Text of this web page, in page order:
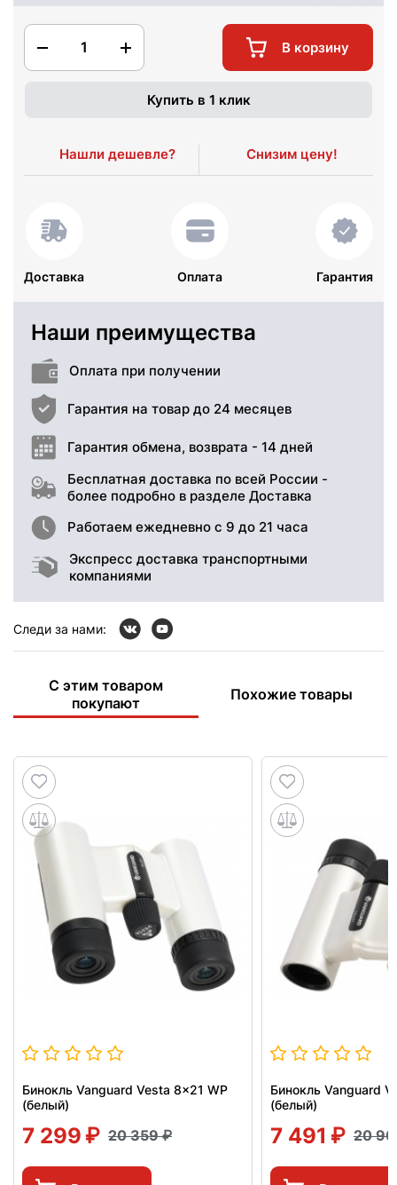
1 В корзину
Купить в 1 клик
Нашли дешевле? Снизим цену!
Доставка Оплата Гарантия
Наши преимущества
Оплата при получении
Гарантия на товар до 24 месяцев
Гарантия обмена, возврата - 14 дней
Бесплатная доставка по всей России -
более подробно в разделе Доставка
Работаем ежедневно с 9 до 21 часа
Экспресс доставка транспортными
компаниями
Следи за нами:
С этим товаром
покупают
Похожие товары
Бинокль Vanguard Vesta 8x21 WP
(белый)
7 299 20 359
Бинокль Vanguard
(белый)
7 491 20